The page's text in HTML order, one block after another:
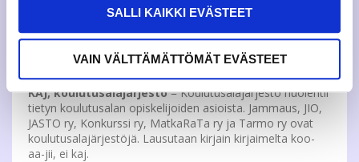
SALLI KAIKKI EVÄSTEET
VAIN VÄLTTÄMÄTTÖMÄT EVÄSTEET
JYY= Jyväskylän yliopiston ylioppilaskunta. JAMKOa
vastaava organisaatio yliopisto-opiskelijoille.
KAJ, koulutusalajärjestö= Koulutusalajärjestö huolehtii
tietyn koulutusalan opiskelijoiden asioista. Jammaus, JIO,
JASTO ry, Konkurssi ry, MatkaRaTa ry ja Tarmo ry ovat
koulutusalajärjestöjä. Lausutaan kirjain kirjaimelta koo-
aa-jii, ei kaj.